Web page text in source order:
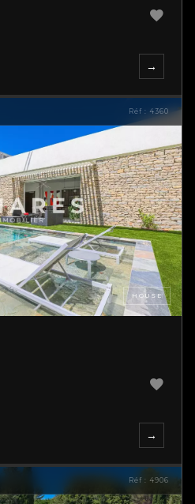
→
Réf : 4360
HOUSE
→
Réf : 4906